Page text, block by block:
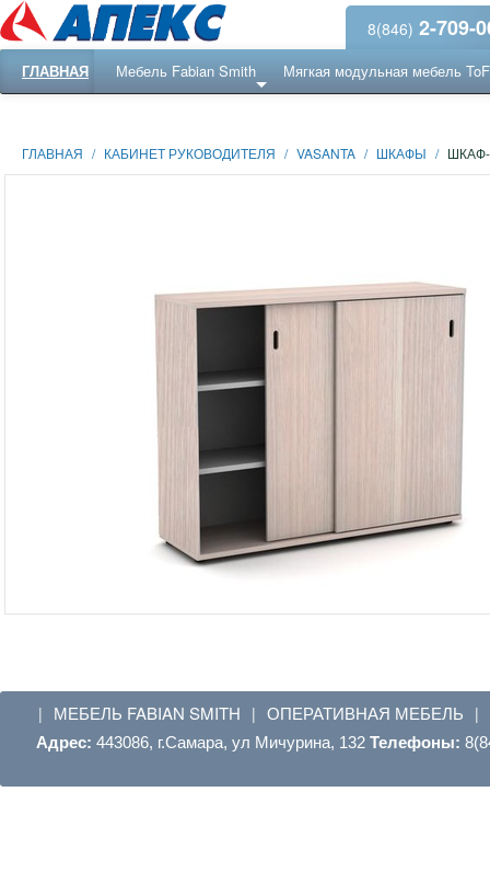
8(846) 2-709-
ГЛАВНАЯ Мебель Fabian Smith Мягкая модульная мебель
ГЛАВНАЯ / КАБИНЕТ РУКОВОДИТЕЛЯ / VASANTA / ШКАФЫ /
| МЕБЕЛЬ FABIAN SMITH | ОПЕРАТИВНАЯ МЕБЕЛЬ |
Адрес: 443086, г.Самара, ул Мичурина, 132 Телефоны: